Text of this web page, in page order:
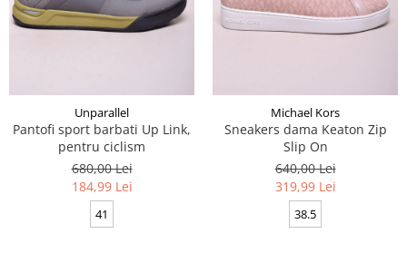
Unparallel
Pantofi sport barbati Up Link,
pentru ciclism
680,00 Lei
184,99 Lei
41
Michael Kors
Sneakers dama Keaton Zip
Slip On
640,00 Lei
319,99 Lei
38.5